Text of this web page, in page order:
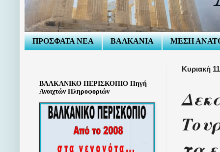
ΠΡΟΣΦΑΤΑ ΝΕΑ ΒΑΛΚΑΝΙΑ ΜΕΣΗ
Κυριακή
ΒΑΛΚΑΝΙΚΟ ΠΕΡΙΣΚΟΠΙΟ Πηγή
Ανοιχτών Πληροφοριών